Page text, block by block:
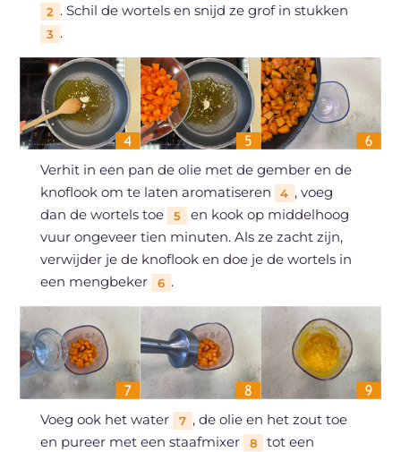
2 . Schil de wortels en snijd ze grof in stukken
3 .
Verhit in een pan de olie met de gember en de
knoflook om te laten aromatiseren
4 , voeg
dan de wortels toe
5
en kook op middelhoog
vuur ongeveer tien minuten. Als ze zacht zijn,
verwijder je de knoflook en doe je de wortels in
een mengbeker
6 .
Voeg ook het water 7 , de olie en het zout toe
en pureer met een staafmixer
8
tot een